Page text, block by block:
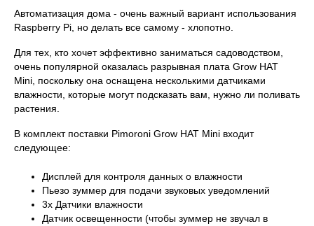
Автоматизация дома - очень важный вариант использования
Raspberry Pi, но делать все самому - хлопотно.
Для тех, кто хочет эффективно заниматься садоводством,
очень популярной оказалась разрывная плата Grow HAT
Mini, поскольку она оснащена несколькими датчиками
влажности, которые могут подсказать вам, нужно ли поливать
растения.
В комплект поставки Pimoroni Grow HAT Mini входит
следующее:
Дисплей для контроля данных о влажности
Пьезо зуммер для подачи звуковых уведомлений
3x Датчики влажности
Датчик освещенности (чтобы зуммер не звучал в